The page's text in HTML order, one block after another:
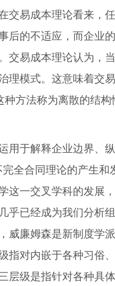
交易成本理论看来，
后的不适应，而企业
交易成本理论认为，
理模式。这意味着
种方法称为离散的结
用于解释企业边界、
全合同理论的产生
这一交叉学科的发展
乎已经成为我们分析
威廉姆森是新制度学
指对内嵌于各种习俗
层级是指针对各种具